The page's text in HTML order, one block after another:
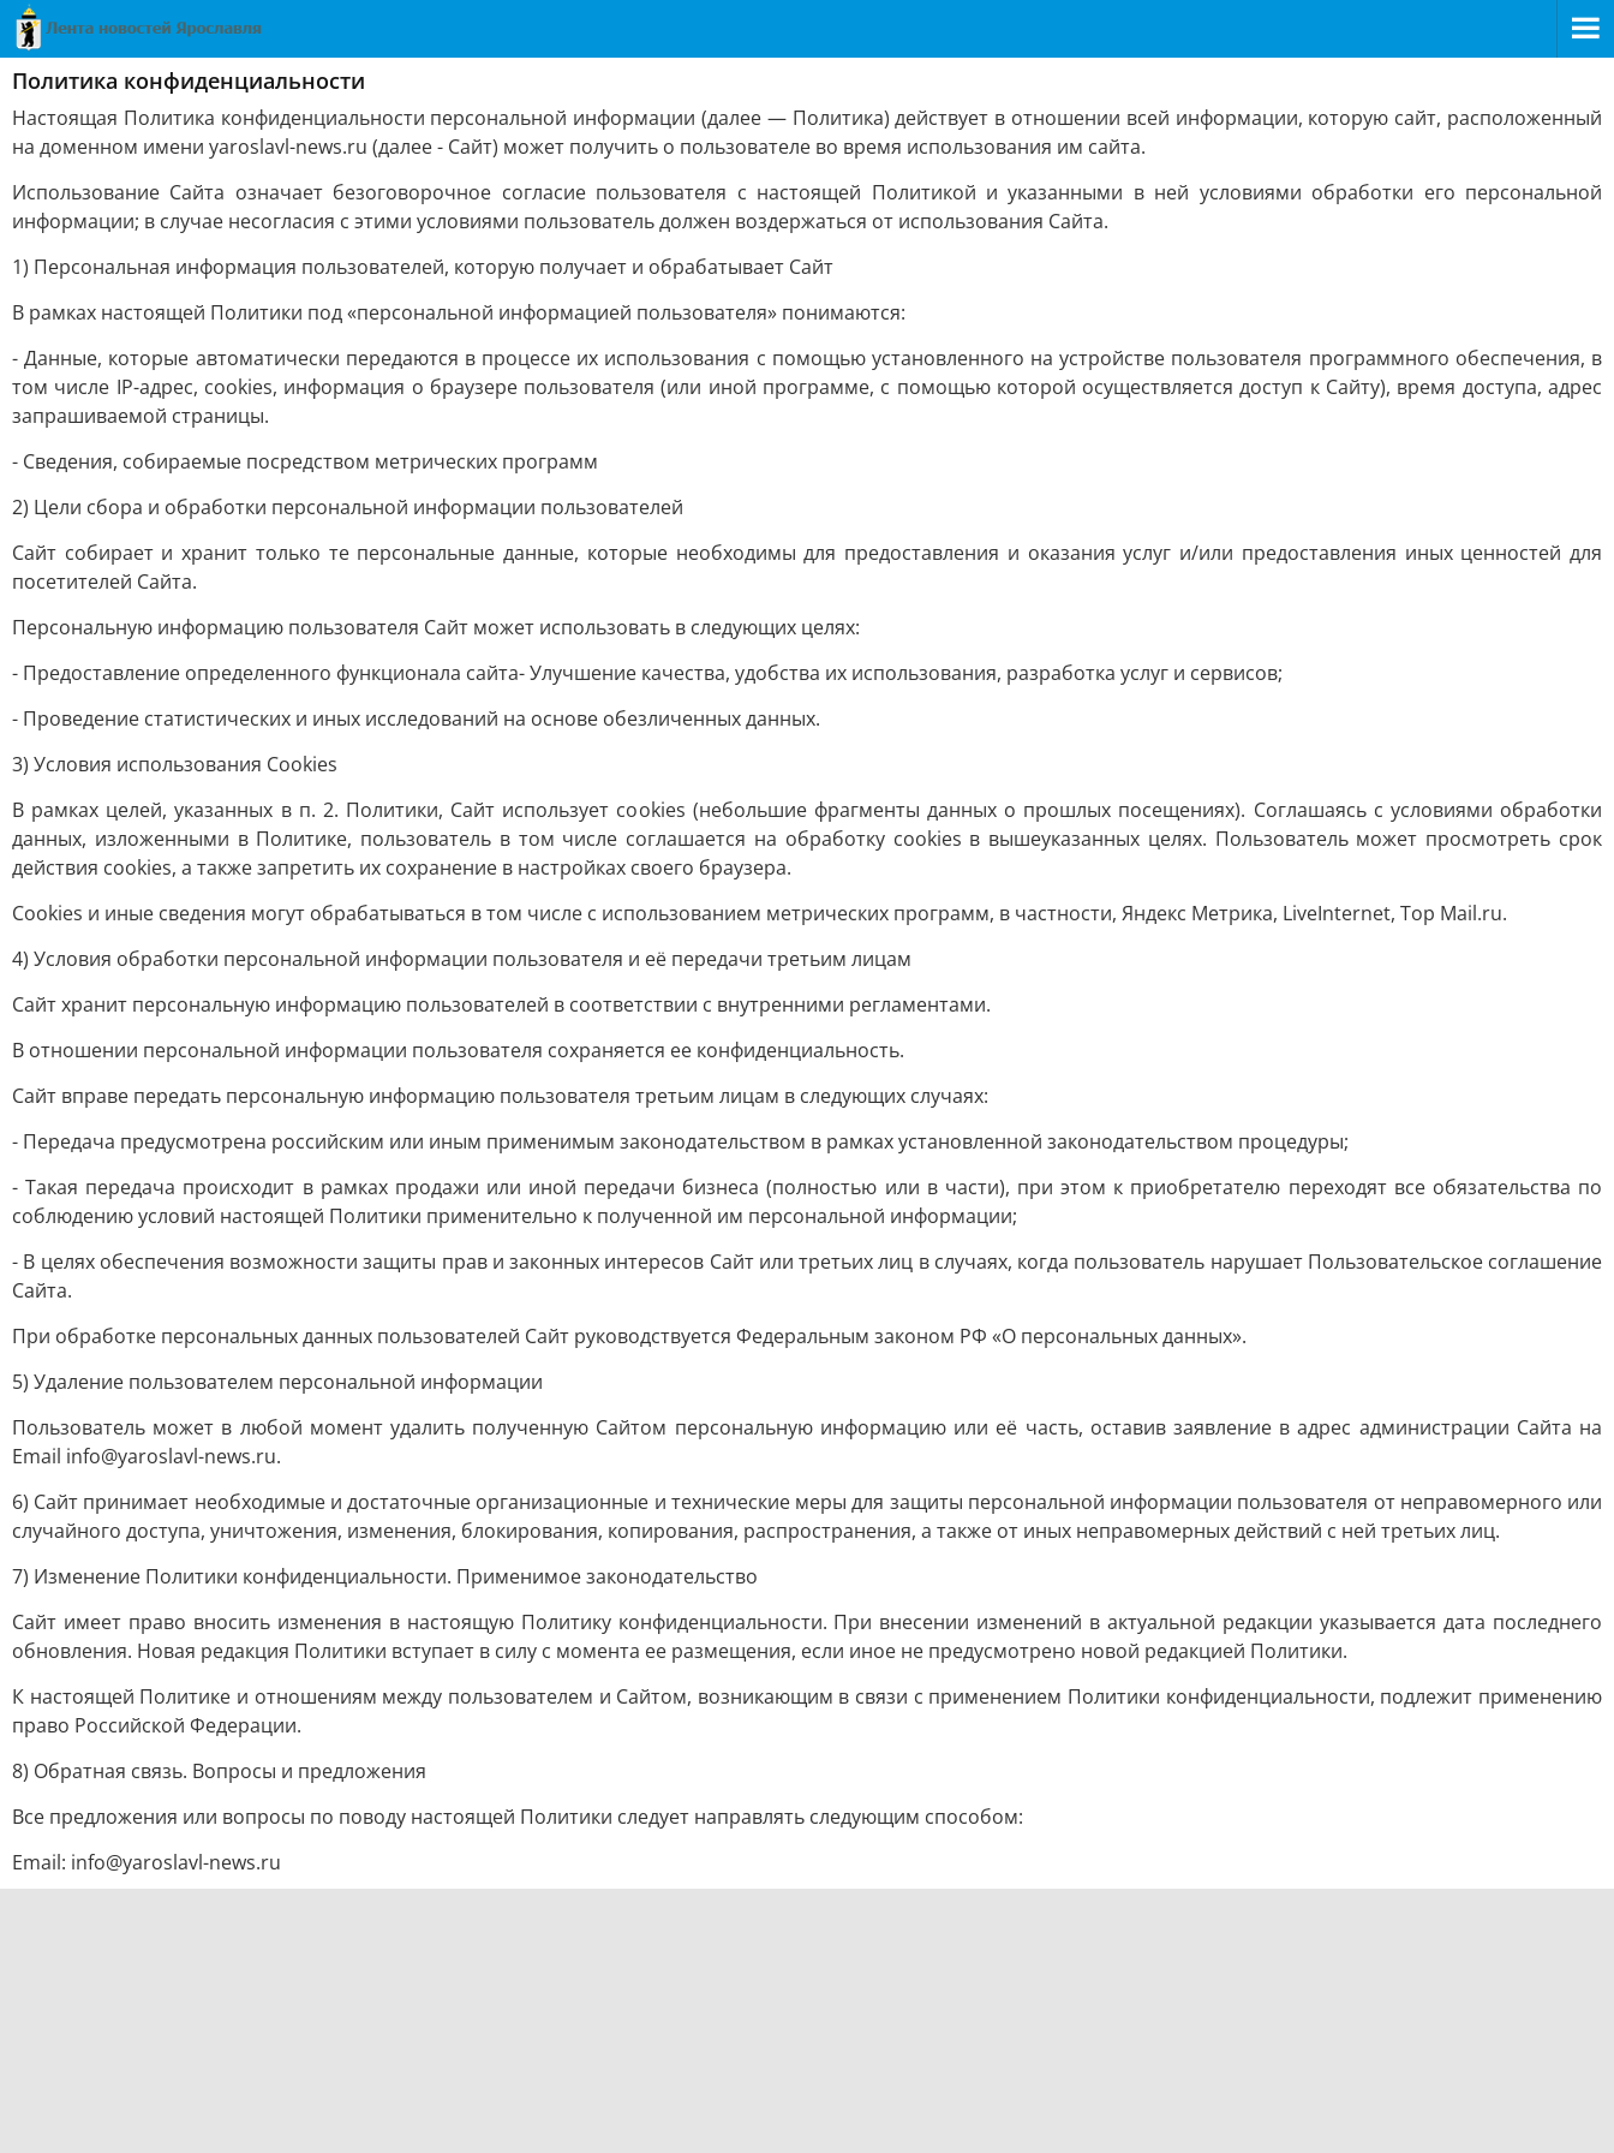
Политика конфиденциальности
Настоящая Политика конфиденциальности персональной информации (далее — Политика) действует в отношении всей информации, которую сайт, расположенный
на доменном имени yaroslavl-news.ru (далее - Сайт) может получить о пользователе во время использования им сайта.
Использование Сайта означает безоговорочное согласие пользователя с настоящей Политикой и указанными в ней условиями обработки его персональной
информации; в случае несогласия с этими условиями пользователь должен воздержаться от использования Сайта.
1) Персональная информация пользователей, которую получает и обрабатывает Сайт
В рамках настоящей Политики под «персональной информацией пользователя» понимаются:
- Данные, которые автоматически передаются в процессе их использования с помощью установленного на устройстве пользователя программного обеспечения, в
том числе IP-адрес, сookies, информация о браузере пользователя (или иной программе, с помощью которой осуществляется доступ к Сайту), время доступа, адрес
запрашиваемой страницы.
- Сведения, собираемые посредством метрических программ
2) Цели сбора и обработки персональной информации пользователей
Сайт собирает и хранит только те персональные данные, которые необходимы для предоставления и оказания услуг и/или предоставления иных ценностей для
посетителей Сайта.
Персональную информацию пользователя Сайт может использовать в следующих целях:
- Предоставление определенного функционала сайта- Улучшение качества, удобства их использования, разработка услуг и сервисов;
- Проведение статистических и иных исследований на основе обезличенных данных.
3) Условия использования Cookies
В рамках целей, указанных в п. 2. Политики, Сайт использует сookies (небольшие фрагменты данных о прошлых посещениях). Соглашаясь с условиями обработки
данных, изложенными в Политике, пользователь в том числе соглашается на обработку cookies в вышеуказанных целях. Пользователь может просмотреть срок
действия cookies, а также запретить их сохранение в настройках своего браузера.
Сookies и иные сведения могут обрабатываться в том числе с использованием метрических программ, в частности, Яндекс Метрика, LiveInternet, Top Mail.ru.
4) Условия обработки персональной информации пользователя и её передачи третьим лицам
Сайт хранит персональную информацию пользователей в соответствии с внутренними регламентами.
В отношении персональной информации пользователя сохраняется ее конфиденциальность.
Сайт вправе передать персональную информацию пользователя третьим лицам в следующих случаях:
- Передача предусмотрена российским или иным применимым законодательством в рамках установленной законодательством процедуры;
- Такая передача происходит в рамках продажи или иной передачи бизнеса (полностью или в части), при этом к приобретателю переходят все обязательства по
соблюдению условий настоящей Политики применительно к полученной им персональной информации;
- В целях обеспечения возможности защиты прав и законных интересов Сайт или третьих лиц в случаях, когда пользователь нарушает Пользовательское соглашение
Сайта.
При обработке персональных данных пользователей Сайт руководствуется Федеральным законом РФ «О персональных данных».
5) Удаление пользователем персональной информации
Пользователь может в любой момент удалить полученную Сайтом персональную информацию или её часть, оставив заявление в адрес администрации Сайта на
Email info@yaroslavl-news.ru.
6) Сайт принимает необходимые и достаточные организационные и технические меры для защиты персональной информации пользователя от неправомерного или
случайного доступа, уничтожения, изменения, блокирования, копирования, распространения, а также от иных неправомерных действий с ней третьих лиц.
7) Изменение Политики конфиденциальности. Применимое законодательство
Сайт имеет право вносить изменения в настоящую Политику конфиденциальности. При внесении изменений в актуальной редакции указывается дата последнего
обновления. Новая редакция Политики вступает в силу с момента ее размещения, если иное не предусмотрено новой редакцией Политики.
К настоящей Политике и отношениям между пользователем и Сайтом, возникающим в связи с применением Политики конфиденциальности, подлежит применению
право Российской Федерации.
8) Обратная связь. Вопросы и предложения
Все предложения или вопросы по поводу настоящей Политики следует направлять следующим способом:
Email: info@yaroslavl-news.ru